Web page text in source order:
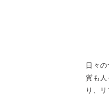
日々
質も
り、